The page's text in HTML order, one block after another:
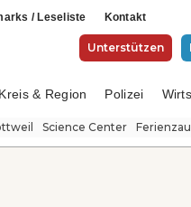
/ Leseliste Kontakt
Unterstützen
Kreis & Region Polizei
Science Center